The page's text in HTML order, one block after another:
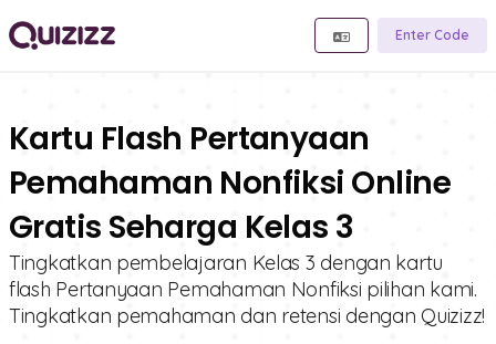
Enter Code
Kartu Flash Pertanyaan
Pemahaman Nonfiksi Online
Gratis Seharga Kelas 3
Tingkatkan pembelajaran Kelas 3 dengan kartu
flash Pertanyaan Pemahaman Nonfiksi pilihan kami.
Tingkatkan pemahaman dan retensi dengan Quizizz!